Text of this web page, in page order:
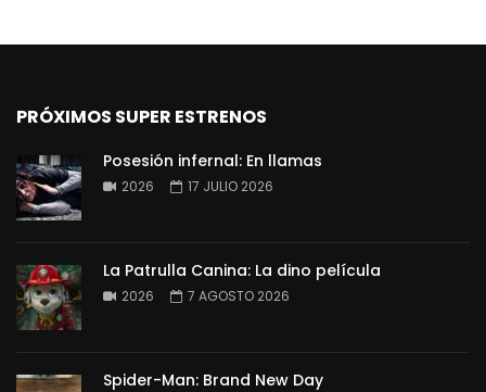
PRÓXIMOS SUPER ESTRENOS
Posesión infernal: En llamas
2026 17 JULIO 2026
La Patrulla Canina: La dino película
2026 7 AGOSTO 2026
Spider-Man: Brand New Day